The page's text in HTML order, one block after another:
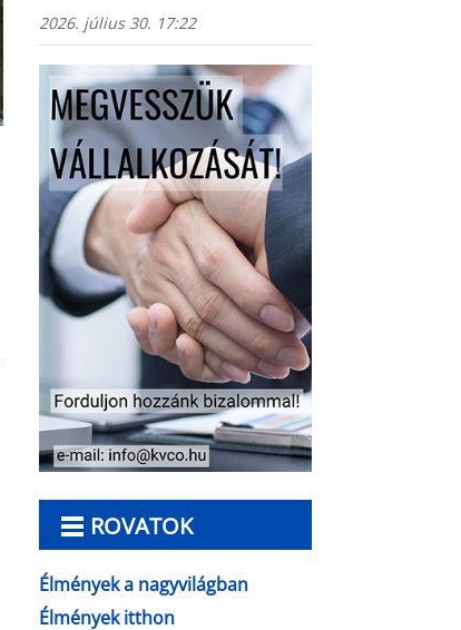
2026. július 30. 17:22
ROVATOK
Élmények a nagyvilágban
Élmények itthon